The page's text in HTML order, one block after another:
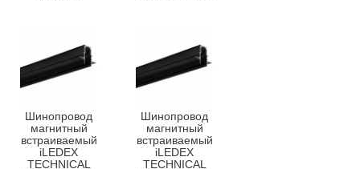
Шинопровод
магнитный
встраиваемый
iLEDEX
TECHNICAL
Шинопровод
магнитный
встраиваемый
iLEDEX
TECHNICAL